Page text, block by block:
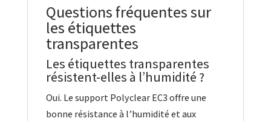
Questions fréquentes sur
les étiquettes
transparentes
Les étiquettes transparentes
résistent-elles à l’humidité ?
Oui. Le support Polyclear EC3 offre une
bonne résistance à l’humidité et aux